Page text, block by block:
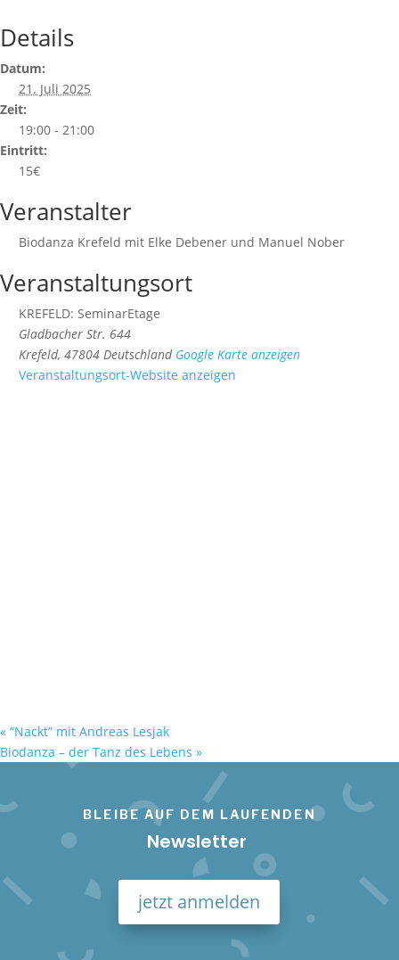
Details
Datum:
21. Juli 2025
Zeit:
19:00 - 21:00
Eintritt:
15€
Veranstalter
Biodanza Krefeld mit Elke Debener und Manuel Nober
Veranstaltungsort
KREFELD: SeminarEtage
Gladbacher Str. 644
Krefeld, 47804 Deutschland Google Karte anzeigen
Veranstaltungsort-Website anzeigen
« “Nackt” mit Andreas Lesjak
Biodanza – der Tanz des Lebens »
BLEIBE AUF DEM LAUFENDEN
Newsletter
jetzt anmelden